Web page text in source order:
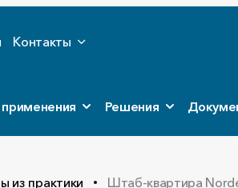
Контакты
Решения
из практики Штаб-квартира